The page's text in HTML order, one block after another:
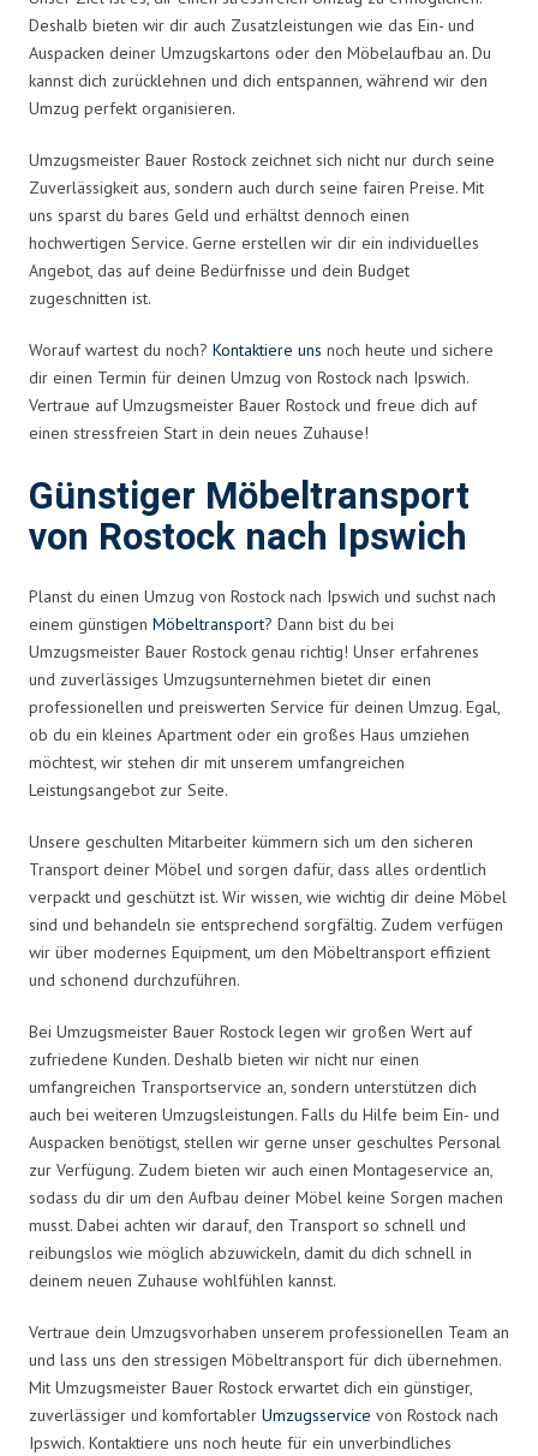
Deshalb bieten wir dir auch Zusatzleistungen wie das Ein- und
Auspacken deiner Umzugskartons oder den Möbelaufbau an. Du
kannst dich zurücklehnen und dich entspannen, während wir den
Umzug perfekt organisieren.
Umzugsmeister Bauer Rostock zeichnet sich nicht nur durch seine
Zuverlässigkeit aus, sondern auch durch seine fairen Preise. Mit
uns sparst du bares Geld und erhältst dennoch einen
hochwertigen Service. Gerne erstellen wir dir ein individuelles
Angebot, das auf deine Bedürfnisse und dein Budget
zugeschnitten ist.
Worauf wartest du noch? Kontaktiere uns noch heute und sichere
dir einen Termin für deinen Umzug von Rostock nach Ipswich.
Vertraue auf Umzugsmeister Bauer Rostock und freue dich auf
einen stressfreien Start in dein neues Zuhause!
Günstiger Möbeltransport
von Rostock nach Ipswich
Planst du einen Umzug von Rostock nach Ipswich und suchst nach
einem günstigen Möbeltransport? Dann bist du bei
Umzugsmeister Bauer Rostock genau richtig! Unser erfahrenes
und zuverlässiges Umzugsunternehmen bietet dir einen
professionellen und preiswerten Service für deinen Umzug. Egal,
ob du ein kleines Apartment oder ein großes Haus umziehen
möchtest, wir stehen dir mit unserem umfangreichen
Leistungsangebot zur Seite.
Unsere geschulten Mitarbeiter kümmern sich um den sicheren
Transport deiner Möbel und sorgen dafür, dass alles ordentlich
verpackt und geschützt ist. Wir wissen, wie wichtig dir deine Möbel
sind und behandeln sie entsprechend sorgfältig. Zudem verfügen
wir über modernes Equipment, um den Möbeltransport effizient
und schonend durchzuführen.
Bei Umzugsmeister Bauer Rostock legen wir großen Wert auf
zufriedene Kunden. Deshalb bieten wir nicht nur einen
umfangreichen Transportservice an, sondern unterstützen dich
auch bei weiteren Umzugsleistungen. Falls du Hilfe beim Ein- und
Auspacken benötigst, stellen wir gerne unser geschultes Personal
zur Verfügung. Zudem bieten wir auch einen Montageservice an,
sodass du dir um den Aufbau deiner Möbel keine Sorgen machen
musst. Dabei achten wir darauf, den Transport so schnell und
reibungslos wie möglich abzuwickeln, damit du dich schnell in
deinem neuen Zuhause wohlfühlen kannst.
Vertraue dein Umzugsvorhaben unserem professionellen Team an
und lass uns den stressigen Möbeltransport für dich übernehmen.
Mit Umzugsmeister Bauer Rostock erwartet dich ein günstiger,
zuverlässiger und komfortabler Umzugsservice von Rostock nach
Ipswich. Kontaktiere uns noch heute für ein unverbindliches